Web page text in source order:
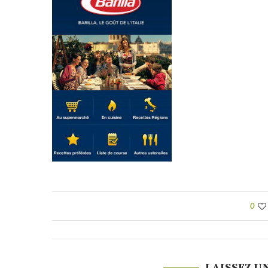
0